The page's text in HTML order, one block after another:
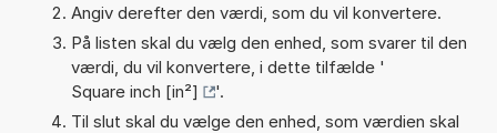
Angiv derefter den værdi, som du vil konvertere.
På listen skal du vælg den enhed, som svarer til den
værdi, du vil konvertere, i dette tilfælde '
Square inch [in²]
'.
Til slut skal du vælge den enhed, som værdien skal